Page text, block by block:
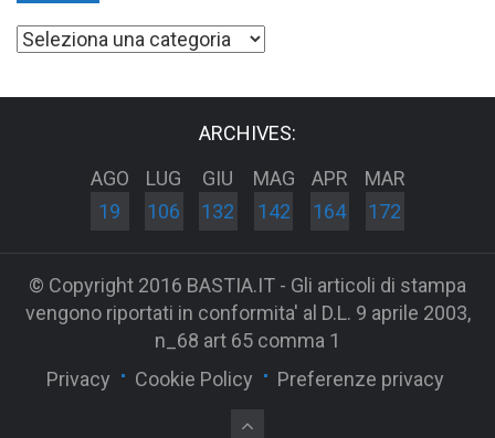
Categorie
ARCHIVES:
AGO
19
LUG
106
GIU
132
MAG
142
APR
164
MAR
172
© Copyright 2016 BASTIA.IT - Gli articoli di stampa
vengono riportati in conformita' al D.L. 9 aprile 2003,
n_68 art 65 comma 1
Privacy
Cookie Policy Preferenze privacy